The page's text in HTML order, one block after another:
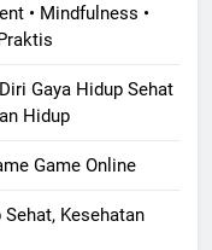
• Mindfulness •
Gaya Hidup Sehat
Hidup
Game Online
Kesehatan